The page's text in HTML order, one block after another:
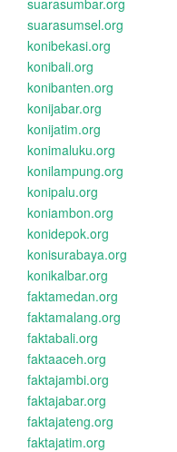
suarasumbar.org
suarasumsel.org
konibekasi.org
konibali.org
konibanten.org
konijabar.org
konijatim.org
konimaluku.org
konilampung.org
konipalu.org
koniambon.org
konidepok.org
konisurabaya.org
konikalbar.org
faktamedan.org
faktamalang.org
faktabali.org
faktaaceh.org
faktajambi.org
faktajabar.org
faktajateng.org
faktajatim.org